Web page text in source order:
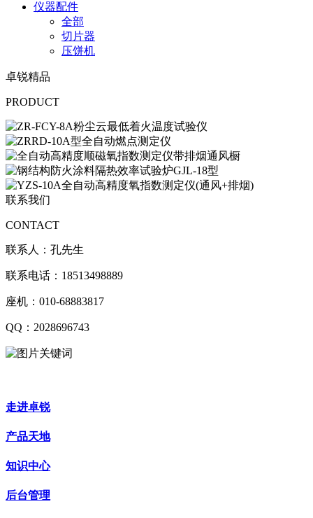
仪器配件
全部
切片器
压饼机
卓锐精品
PRODUCT
联系我们
CONTACT
联系人：孔先生
联系电话：18513498889
座机：010-68883817
QQ：2028696743
走进卓锐
产品天地
知识中心
后台管理